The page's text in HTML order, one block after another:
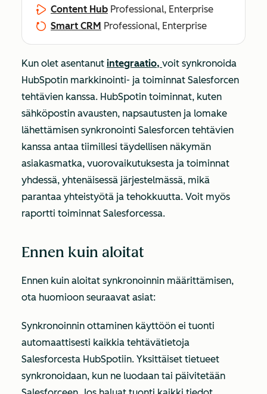
Content Hub Professional, Enterprise
Smart CRM Professional, Enterprise
Kun olet asentanut integraatio, voit synkronoida
HubSpotin markkinointi- ja toiminnat Salesforcen
tehtävien kanssa. HubSpotin toiminnat, kuten
sähköpostin avausten, napsautusten ja lomake
lähettämisen synkronointi Salesforcen tehtävien
kanssa antaa tiimillesi täydellisen näkymän
asiakasmatka, vuorovaikutuksesta ja toiminnat
yhdessä, yhtenäisessä järjestelmässä, mikä
parantaa yhteistyötä ja tehokkuutta. Voit myös
raportti toiminnat Salesforcessa.
Ennen kuin aloitat
Ennen kuin aloitat synkronoinnin määrittämisen,
ota huomioon seuraavat asiat:
Synkronoinnin ottaminen käyttöön ei tuonti
automaattisesti kaikkia tehtävätietoja
Salesforcesta HubSpotiin. Yksittäiset tietueet
synkronoidaan, kun ne luodaan tai päivitetään